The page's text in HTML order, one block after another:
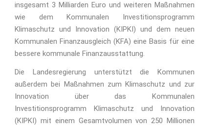
insgesamt 3 Milliarden Euro und weiteren Maßnahmen
wie dem Kommunalen Investitionsprogramm
Klimaschutz und Innovation (KIPKI) und dem neuen
Kommunalen Finanzausgleich (KFA) eine Basis für eine
bessere kommunale Finanzausstattung.
Die Landesregierung unterstützt die Kommunen
außerdem bei Maßnahmen zum Klimaschutz und zur
Innovation über das Kommunalen
Investitionsprogramm Klimaschutz und Innovation
(KIPKI) mit einem Gesamtvolumen von 250 Millionen